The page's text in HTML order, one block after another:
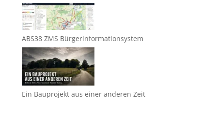
ABS38 ZMS Bürgerinformationsystem
Ein Bauprojekt aus einer anderen Zeit